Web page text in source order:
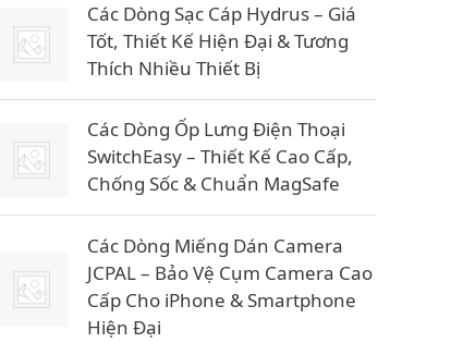
Các Dòng Sạc Cáp Hydrus – Giá
Tốt, Thiết Kế Hiện Đại & Tương
Thích Nhiều Thiết Bị
Các Dòng Ốp Lưng Điện Thoại
SwitchEasy – Thiết Kế Cao Cấp,
Chống Sốc & Chuẩn MagSafe
Các Dòng Miếng Dán Camera
JCPAL – Bảo Vệ Cụm Camera Cao
Cấp Cho iPhone & Smartphone
Hiện Đại